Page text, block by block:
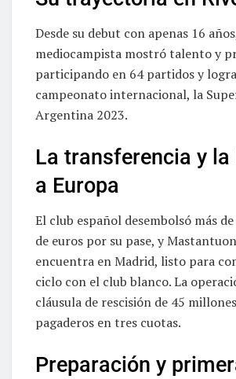
Desde su debut con apenas 16
mediocampista mostró talento y
participando en 64 partidos y
campeonato internacional, la
Argentina 2023.
La transferencia y la
a Europa
El club español desembolsó más
de euros por su pase, y
encuentra en Madrid, listo para
ciclo con el club blanco. La
cláusula de rescisión de 45
pagaderos en tres cuotas.
Preparación y